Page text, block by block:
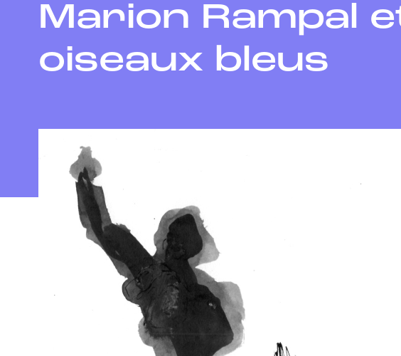
Marion Rampal
oiseaux bleus